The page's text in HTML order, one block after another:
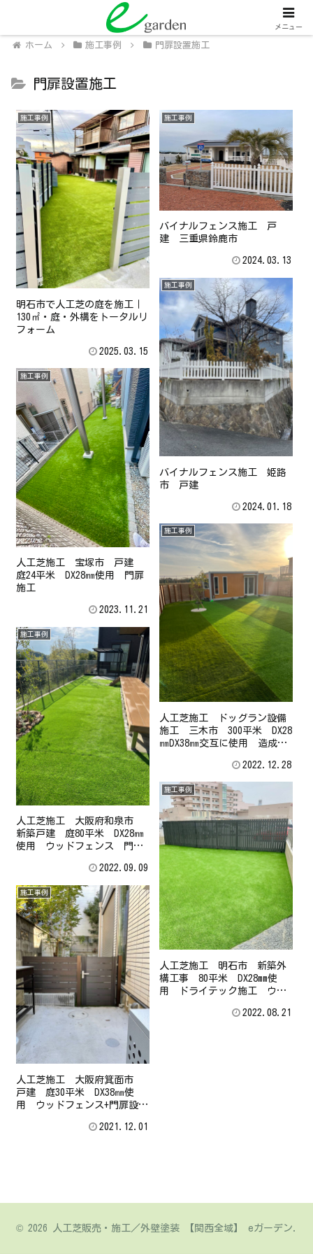
人工芝販売・施工、外壁塗装・施工
ホーム 施工事例 門扉設置施工
門扉設置施工
施工事例
明石市で人工芝の庭を施工｜
130㎡・庭・外構をトータルリ
フォーム
2025.03.15
施工事例
バイナルフェンス施工 戸
建 三重県鈴鹿市
2024.03.13
施工事例
バイナルフェンス施工 姫路
市 戸建
2024.01.18
施工事例
人工芝施工 宝塚市 戸建
庭24平米 DX28㎜使用 門扉
施工
2023.11.21
施工事例
人工芝施工 ドッグラン設備
施工 三木市 300平米 DX28
㎜DX38㎜交互に使用 造成工
ェンス施工 門扉施工 造園
工事
2022.12.28
施工事例
人工芝施工 大阪府和泉市
新築戸建 庭80平米 DX28㎜
使用 ウッドフェンス 門扉
2022.09.09
施工事例
人工芝施工 明石市 新築外
構工事 80平米 DX28mm使
用 ドライテック施工 ウッ
2022.08.21
施工事例
人工芝施工 大阪府箕面市
戸建 庭30平米 DX38㎜使
用 ウッドフェンス+門扉設置
2021.12.01
© 2026 人工芝販売・施工／外壁塗装 【関西全域】 eガーデン.
メニュー